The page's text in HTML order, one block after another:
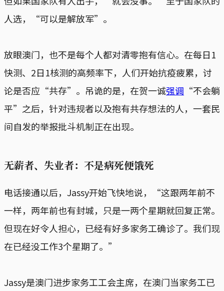
人选，“可以是解放军”。
放眼澳门，也不是每个人都对清零抱有信心。在每日1
快测、2日1核测的高频率下，人们开始抗疫疲累，讨
论是否应“共存”。吊诡的是，在贺一诚强调 “不会躺
平”之后，针对违规者以及抱有共存想法的人，一套民
间自发的举报批斗机制正在出现。
无薪者、失业者：不是病死便饿死
电话接通以后，Jassy开始飞快地说，“这跟两年前不
一样，两年前也有封城，只是一两个星期就回复正常。
但现在好令人担心，已经有好多家务工确诊了。我们现
在已经没工作3个星期了。”
Jassy是澳门进步家务工工会主席，在澳门当家务工已